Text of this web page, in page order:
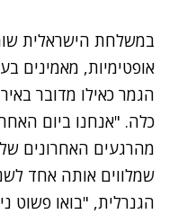
במשלחת הישראלית
אופטימיות, מאמינים
הגמר כאילו מדובר
כלה. "אנחנו ביום
מהרגעים האחרונים
שמלווים אותה אחד
הגנרלית, "בואו פשוט